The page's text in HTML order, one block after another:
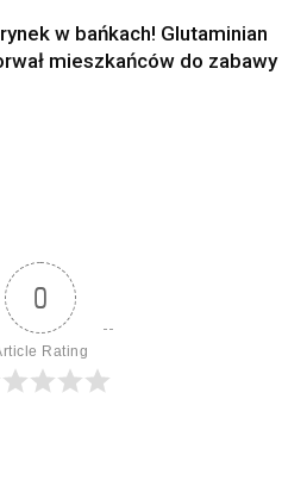
w bańkach! Glutaminian
mieszkańców do zabawy
0
Rating